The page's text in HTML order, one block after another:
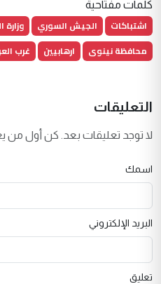
كلمات مفتاحية
اشتباكات الجيش السوري وزارة
محافظة نينوى
ارهابيين غرب
التعليقات
لا توجد تعليقات بعد. كن أول من
اسمك
البريد الإلكتروني
تعليق